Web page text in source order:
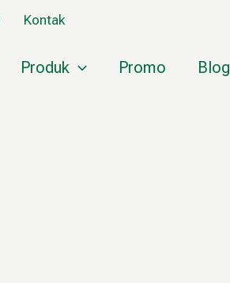
Kontak
Produk Promo Blog